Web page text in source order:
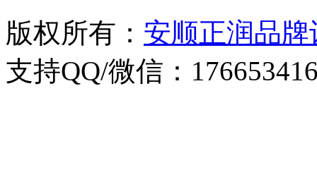
版权所有： 安顺正润品
支持QQ/微信：